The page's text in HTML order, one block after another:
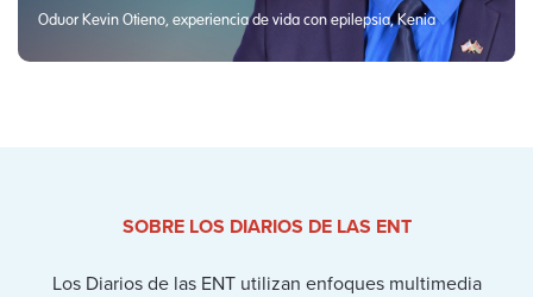
Oduor Kevin Otieno, experiencia de vida con epilepsia, Kenia
SOBRE LOS DIARIOS DE LAS ENT
Los Diarios de las ENT utilizan enfoques multimedia